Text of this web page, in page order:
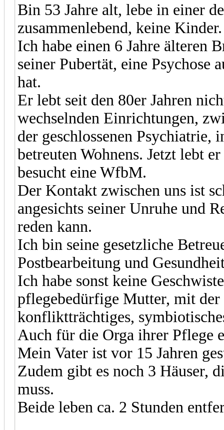
Bin 53 Jahre alt, lebe in einer
zusammenlebend, keine Kinder.
Ich habe einen 6 Jahre älteren
seiner Pubertät, eine Psychose
hat.
Er lebt seit den 80er Jahren
wechselnden Einrichtungen,
der geschlossenen Psychiatrie,
betreuten Wohnens. Jetzt lebt
besucht eine WfbM.
Der Kontakt zwischen uns ist
angesichts seiner Unruhe und
reden kann.
Ich bin seine gesetzliche
Postbearbeitung und
Ich habe sonst keine
pflegebedürfige Mutter, mit
konfliktträchtiges,
Auch für die Orga ihrer Pflege
Mein Vater ist vor 15 Jahren
Zudem gibt es noch 3 Häuser,
muss.
Beide leben ca. 2 Stunden